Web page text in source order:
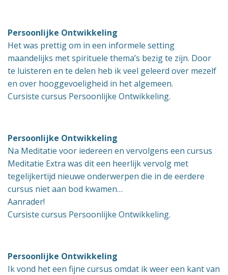
Persoonlijke Ontwikkeling
Het was prettig om in een informele setting
maandelijks met spirituele thema’s bezig te zijn. Door
te luisteren en te delen heb ik veel geleerd over mezelf
en over hooggevoeligheid in het algemeen.
Cursiste cursus Persoonlijke Ontwikkeling.
Persoonlijke Ontwikkeling
Na Meditatie voor iedereen en vervolgens een cursus
Meditatie Extra was dit een heerlijk vervolg met
tegelijkertijd nieuwe onderwerpen die in de eerdere
cursus niet aan bod kwamen…
Aanrader!
Cursiste cursus Persoonlijke Ontwikkeling.
Persoonlijke Ontwikkeling
Ik vond het een fijne cursus omdat ik weer een kant van